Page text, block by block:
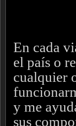
En cada
el país o
cualquier
y me
sus